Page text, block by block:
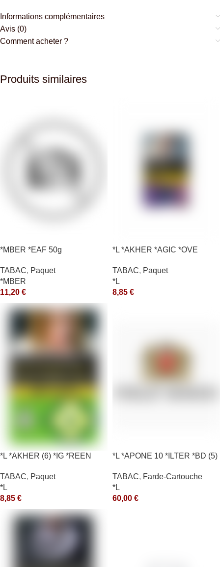
Informations complémentaires
Avis (0)
Comment acheter ?
Produits similaires
*MBER *EAF 50g
TABAC, Paquet
*MBER
11,20 €
*L *AKHER *AGIC *OVE
TABAC, Paquet
*L
8,85 €
*L *AKHER (6) *IG *REEN
TABAC, Paquet
*L
8,85 €
*L *APONE 10 *ILTER *BD (5)
TABAC, Farde-Cartouche
*L
60,00 €